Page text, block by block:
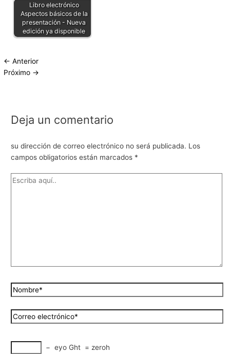
Libro electrónico
Aspectos básicos de la
presentación - Nueva
edición ya disponible
← Anterior
Próximo →
Deja un comentario
su dirección de correo electrónico no será publicada. Los
campos obligatorios están marcados *
− eyo Ght = zeroh